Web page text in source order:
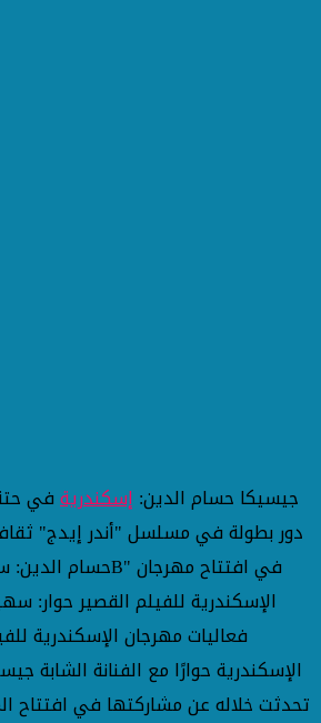
جيسيكا حسام الدين: إسكندريةفي
دور بطولة في مسلسل "أندر إيدج"
الإسكندرية للفيلم القصير حوار:
فعاليات مهرجان الإسكندرية
الإسكندرية حوارًا مع الفنانة الشابة
تحدثت خلاله عن مشاركتها في افتتاح